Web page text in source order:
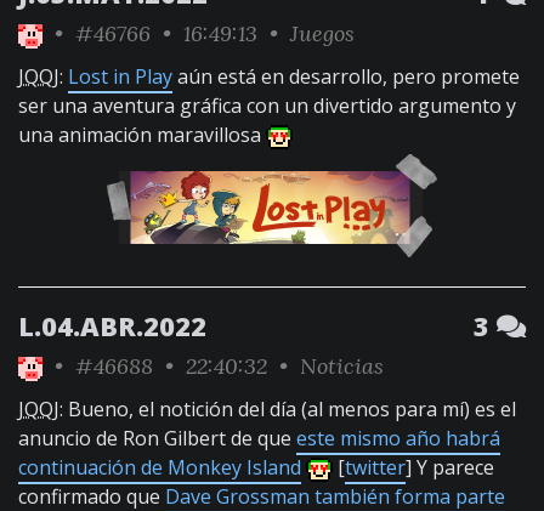
• #46766 • 16:49:13 • Juegos
JQQJ: Lost in Playaún está en desarrollo, pero promete
ser una aventura gráfica con un divertido argumento y
una animación maravillosa
L.04.ABR.2022 3
• #46688 • 22:40:32 • Noticias
JQQJ: Bueno, el notición del día (al menos para mí) es el
anuncio de Ron Gilbert de que este mismo año habrá
continuación de Monkey Island
[twitter] Y parece
confirmado que Dave Grossman también forma parte